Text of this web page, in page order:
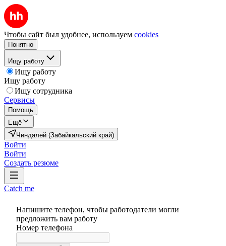
Чтобы сайт был удобнее, используем cookies
Понятно
Ищу работу
Ищу работу
Ищу работу
Ищу сотрудника
Сервисы
Помощь
Ещё
Чиндалей (Забайкальский край)
Войти
Войти
Создать резюме
Catch me
Напишите телефон, чтобы работодатели могли
предложить вам работу
Номер телефона